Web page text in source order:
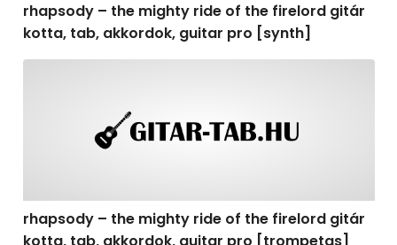
rhapsody – the mighty ride of the firelord gitár
kotta, tab, akkordok, guitar pro [synth]
rhapsody – the mighty ride of the firelord gitár